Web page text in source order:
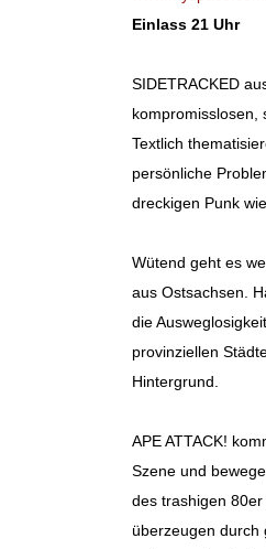
Einlass 21 Uhr
SIDETRACKED
kompromisslosen,
Textlich
persönliche
dreckigen Punk
Wütend geht es
aus Ostsachsen.
die
provinziellen
Hintergrund.
APE ATTACK!
Szene und
des trashigen
überzeugen durch